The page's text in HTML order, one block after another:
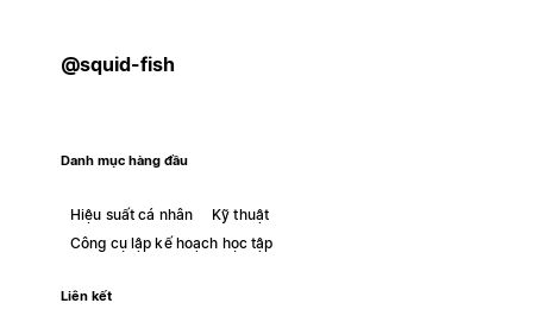
@squid-fish
Danh mục hàng đầu
Hiệu suất cá nhân
Kỹ thuật
Công cụ lập kế hoạch học tập
Liên kết